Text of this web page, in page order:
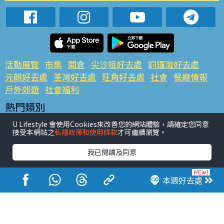
本週好去處
活動展覽 市集 開倉 尖沙咀好去處 銅鑼灣好去處
元朗好去處 荃灣好去處 旺角好去處 社會 餐廳情報
戶外郊遊 社會福利
熱門類別
網民熱話 活動展覽 市集 開倉 尖沙咀好去處
銅鑼灣好去處 元朗好去處 荃灣好去處 旺角好去處
餐廳情報 戶外郊遊
熱門標籤
#UGO搵好去處 #人氣活動推介
#美食社群熱話
#親子玩樂好去處
#ULifestyle應用程式
#限時搶
U Lifestyle 會使用Cookies來改善您的網站體驗，請確定您同意
接受本網站之私隱政策和使用條款才可繼續瀏覽。
我已閱讀及同意